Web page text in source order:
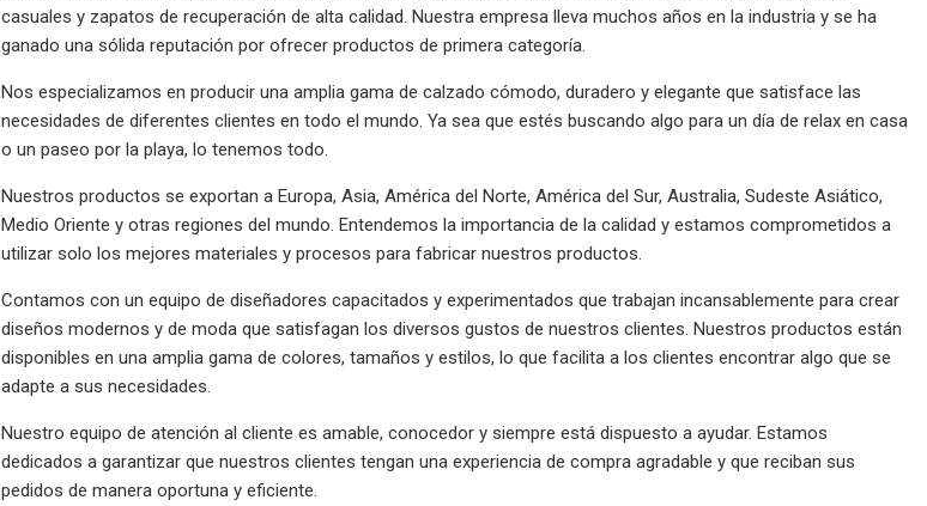
casuales y zapatos de recuperación de alta calidad. Nuestra empresa lleva muchos años en la industria y se ha
ganado una sólida reputación por ofrecer productos de primera categoría.
Nos especializamos en producir una amplia gama de calzado cómodo, duradero y elegante que satisface las
necesidades de diferentes clientes en todo el mundo. Ya sea que estés buscando algo para un día de relax en casa
o un paseo por la playa, lo tenemos todo.
Nuestros productos se exportan a Europa, Asia, América del Norte, América del Sur, Australia, Sudeste Asiático,
Medio Oriente y otras regiones del mundo. Entendemos la importancia de la calidad y estamos comprometidos a
utilizar solo los mejores materiales y procesos para fabricar nuestros productos.
Contamos con un equipo de diseñadores capacitados y experimentados que trabajan incansablemente para crear
diseños modernos y de moda que satisfagan los diversos gustos de nuestros clientes. Nuestros productos están
disponibles en una amplia gama de colores, tamaños y estilos, lo que facilita a los clientes encontrar algo que se
adapte a sus necesidades.
Nuestro equipo de atención al cliente es amable, conocedor y siempre está dispuesto a ayudar. Estamos
dedicados a garantizar que nuestros clientes tengan una experiencia de compra agradable y que reciban sus
pedidos de manera oportuna y eficiente.